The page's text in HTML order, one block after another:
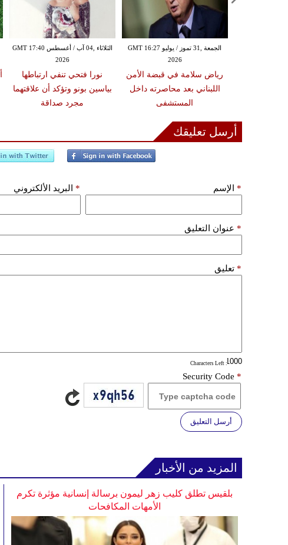
الثلاثاء ,04 آب / أغسطس GMT 17:40
2026
نورا فتحي تنفي ارتباطها
بياسين بونو وتؤكد أن علاقتهما
مجرد صداقة
الجمعة ,31 تموز / يوليو GMT 16:27
2026
رياض سلامة في قبضة الأمن
اللبناني بعد محاصرته داخل
المستشفى
أرسل تعليقك
الإسم * البريد الألكتروني *
عنوان التعليق *
تعليق *
: Characters Left
Security Code *
أرسل التعليق
المزيد من الأخبار
بلقيس تطلق كليب زهر ليمون برسالة إنسانية مؤثرة تكرم
الأمهات المكافحات